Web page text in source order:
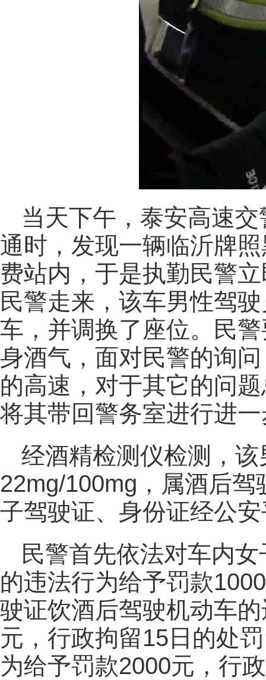
当天下午，泰安高速
通时，发现一辆临沂牌
费站内，于是执勤民警
民警走来，该车男性驾
车，并调换了座位。民
身酒气，面对民警的询
的高速，对于其它的问
将其带回警务室进行进
经酒精检测仪检测，
22mg/100mg，属酒后
子驾驶证、身份证经公
民警首先依法对车内
的违法行为给予罚款
驶证饮酒后驾驶机动车
元，行政拘留15日的处
为给予罚款2000元，行